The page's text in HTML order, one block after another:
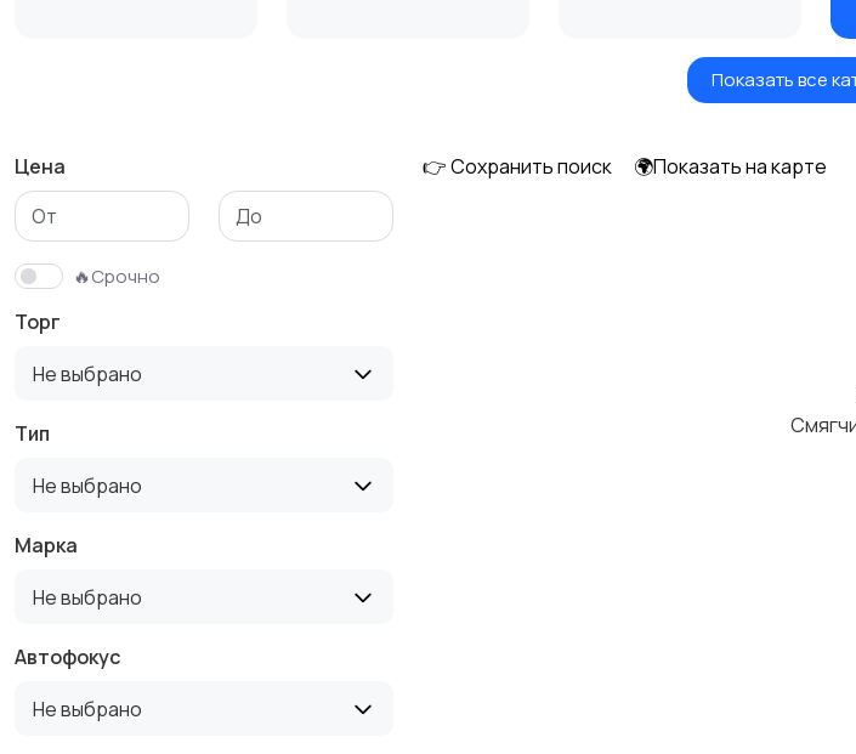
Показать все
Цена
🔥Срочно
Торг
Не выбрано
Тип
Не выбрано
Марка
Не выбрано
Автофокус
Не выбрано
👉 Сохранить поиск 🌍Показать на карте